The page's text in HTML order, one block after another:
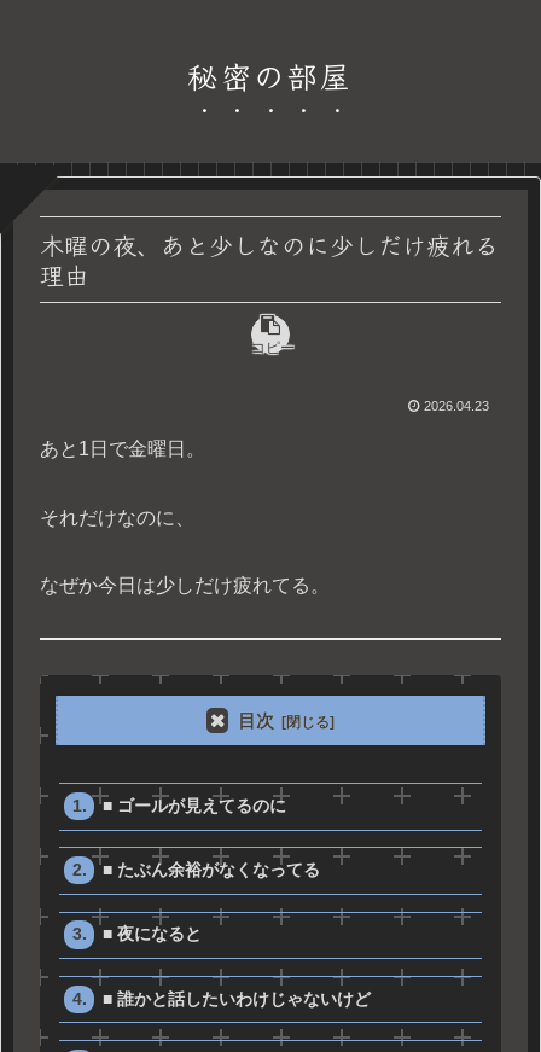
秘密の部屋
木曜の夜、あと少しなのに少しだけ疲れる
理由
コピー
2026.04.23
あと1日で金曜日。
それだけなのに、
なぜか今日は少しだけ疲れてる。
目次
■ ゴールが見えてるのに
■ たぶん余裕がなくなってる
■ 夜になると
■ 誰かと話したいわけじゃないけど